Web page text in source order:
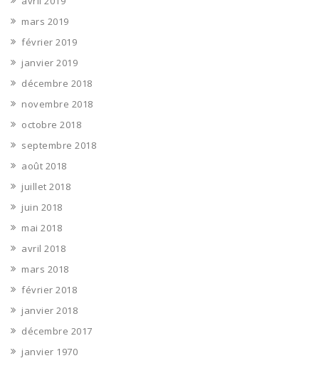
mars 2019
février 2019
janvier 2019
décembre 2018
novembre 2018
octobre 2018
septembre 2018
août 2018
juillet 2018
juin 2018
mai 2018
avril 2018
mars 2018
février 2018
janvier 2018
décembre 2017
janvier 1970